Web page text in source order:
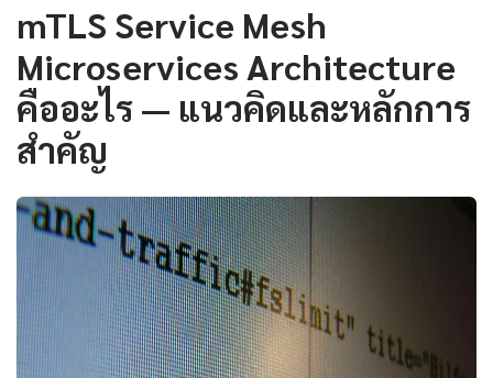
mTLS Service Mesh
Microservices Architecture
คืออะไร — แนวคิดและหลักการ
สำคัญ